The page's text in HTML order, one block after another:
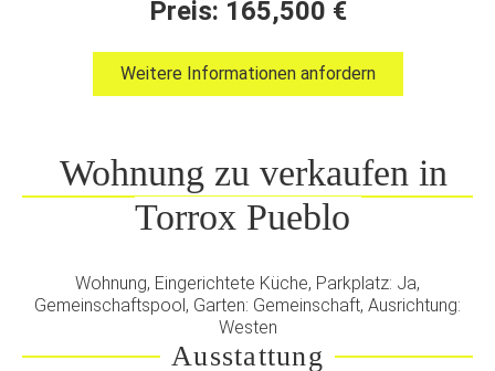
Preis: 165,500 €
Weitere Informationen anfordern
Wohnung zu verkaufen in
Torrox Pueblo
Wohnung, Eingerichtete Küche, Parkplatz: Ja,
Gemeinschaftspool, Garten: Gemeinschaft, Ausrichtung:
Westen
Ausstattung